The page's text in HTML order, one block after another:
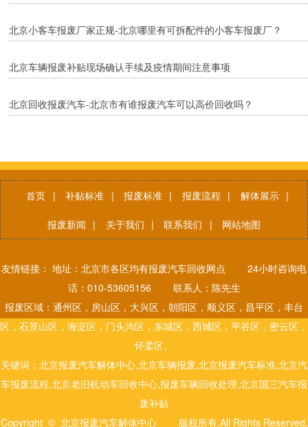
北京小客车报废厂家正规-北京哪里有可拆配件的小客车报废厂？
北京车辆报废补贴现场确认手续及疫情期间注意事项
北京回收报废汽车-北京市有谁报废汽车可以高价回收吗？
首页 | 补贴标准 | 报废标准 | 报废流程 | 解体展示 |
报废新闻 | 关于我们 | 联系我们 | 网站地图
友情链接： 地址：北京市各区均有报废汽车回收网点 24小时咨询电
话：010-53605156 联系人：陈先生
报废区域：通州区，房山区，大兴区，朝阳区，顺义区，昌平区，丰台
区，石景山区，海淀区，门头沟区，东城区，西城区，平谷区，密云区，
怀柔区。
关键词：北京报废汽车解体中心,北京车辆报废,北京报废汽车标准,北京汽
车报废流程,北京老旧机动车回收中心,报废车辆回收处理,北京国三汽车报
废补贴
Copyright © 北京报废汽车解体中心 版权所有.All Rights Reserved.